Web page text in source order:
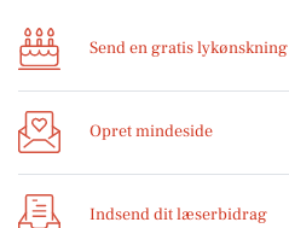
Send en gratis lykønskning
Opret mindeside
Indsend dit læserbidrag